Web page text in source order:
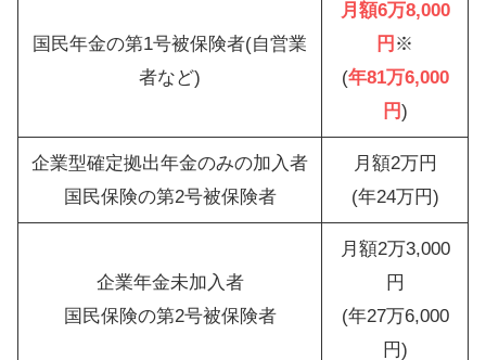
国民年金の第1号被保険者(自営業
者など)
月額6万8,000
円 ※
(年81万6,000
円)
企業型確定拠出年金のみの加入者
国民保険の第2号被保険者
月額2万円
(年24万円)
企業年金未加入者
国民保険の第2号被保険者
月額2万3,000
円
(年27万6,000
円)